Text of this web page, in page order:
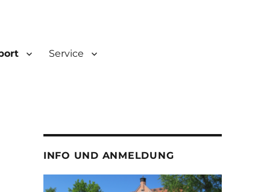
Service
INFO UND ANMELDUNG